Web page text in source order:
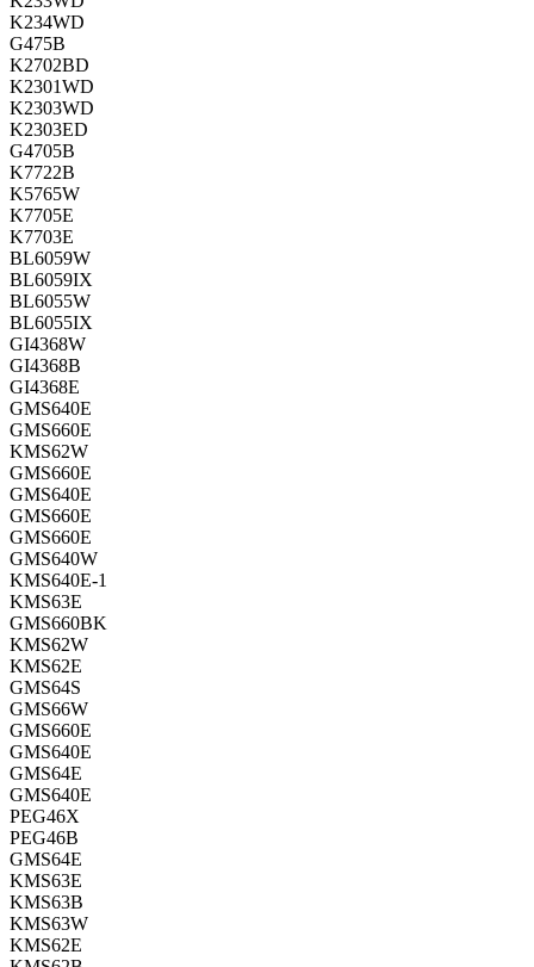
K234WD
G475B
K2702BD
K2301WD
K2303WD
K2303ED
G4705B
K7722B
K5765W
K7705E
K7703E
BL6059W
BL6059IX
BL6055W
BL6055IX
GI4368W
GI4368B
GI4368E
GMS640E
GMS660E
KMS62W
GMS660E
GMS640E
GMS660E
GMS660E
GMS640W
KMS640E-1
KMS63E
GMS660BK
KMS62W
KMS62E
GMS64S
GMS66W
GMS660E
GMS640E
GMS64E
GMS640E
PEG46X
PEG46B
GMS64E
KMS63E
KMS63B
KMS63W
KMS62E